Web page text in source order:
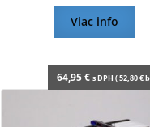
Viac info
64,95€ s DPH (52,80€